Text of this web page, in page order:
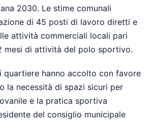
2030. Le stime comunali
di 45 posti di lavoro diretti e
attività commerciali locali pari
mesi di attività del polo sportivo.
quartiere hanno accolto con favore
la necessità di spazi sicuri per
e la pratica sportiva
del consiglio municipale